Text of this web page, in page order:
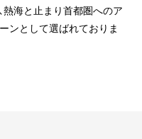
熱海と止まり首都圏へのア
ンとして選ばれておりま